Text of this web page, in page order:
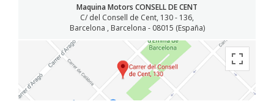
Maquina Motors CONSELL DE CENT
C/ del Consell de Cent, 130 - 136,
Barcelona , Barcelona - 08015 (España)